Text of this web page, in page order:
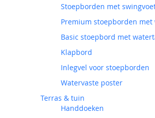
Stoepborden met
Premium stoepborden met
Basic stoepbord met
Klapbord
Inlegvel voor stoepborden
Watervaste poster
Terras & tuin
Handdoeken